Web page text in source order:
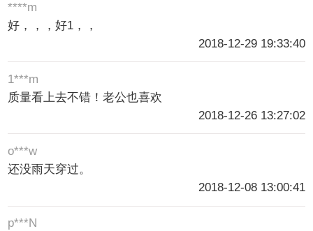
****m
好，，，好1，，
2018-12-29 19:33:40
1***m
质量看上去不错！老公也喜欢
2018-12-26 13:27:02
o***w
还没雨天穿过。
2018-12-08 13:00:41
p***N